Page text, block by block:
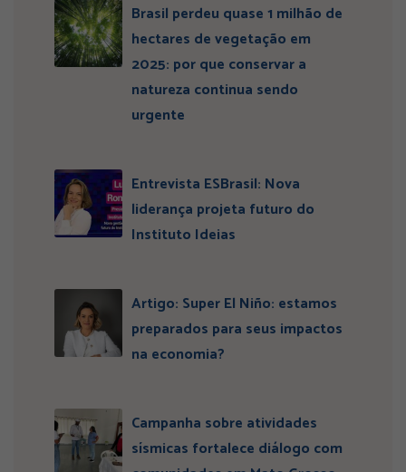
Brasil perdeu quase 1 milhão de
hectares de vegetação em
2025: por que conservar a
natureza continua sendo
urgente
Entrevista ESBrasil: Nova
liderança projeta futuro do
Instituto Ideias
Artigo: Super El Niño: estamos
preparados para seus impactos
na economia?
Campanha sobre atividades
sísmicas fortalece diálogo com